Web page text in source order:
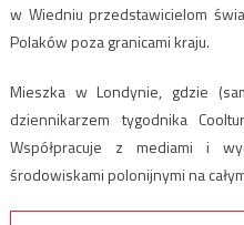
w Wiedniu przedstawicielom
Polaków poza granicami kraju.
Mieszka w Londynie, gdzie
dziennikarzem tygodnika
Współpracuje z mediami i
środowiskami polonijnymi na